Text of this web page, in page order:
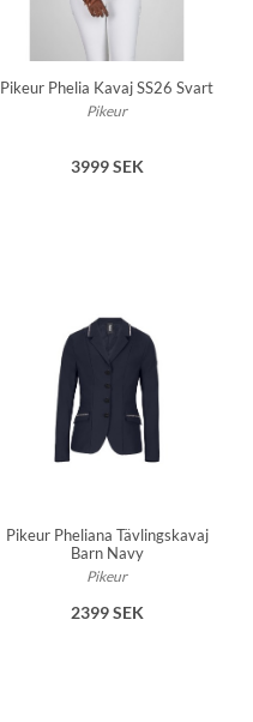
Pikeur Phelia Kavaj SS26 Svart
Pikeur
3999 SEK
Pikeur Pheliana Tävlingskavaj
Barn Navy
Pikeur
2399 SEK